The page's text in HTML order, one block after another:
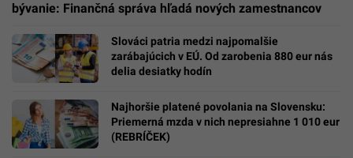
bývanie: Finančná správa hľadá nových zamestnancov
Slováci patria medzi najpomalšie
zarábajúcich v EÚ. Od zarobenia 880 eur nás
delia desiatky hodín
Najhoršie platené povolania na Slovensku:
Priemerná mzda v nich nepresiahne 1 010 eur
(REBRÍČEK)